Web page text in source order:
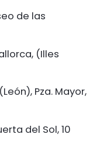
de las
(Illes
Pza. Mayor,
del Sol, 10